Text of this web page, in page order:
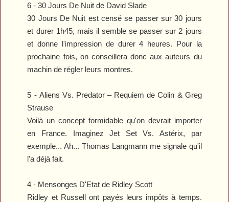
6 -30 Jours De Nuit de David Slade
30 Jours De Nuit est censé se passer sur 30 jours
et durer 1h45, mais il semble se passer sur 2 jours
et donne l'impression de durer 4 heures. Pour la
prochaine fois, on conseillera donc aux auteurs du
machin de régler leurs montres.
5 - Aliens Vs. Predator – Requiem de Colin & Greg
Strause
Voilà un concept formidable qu'on devrait importer
en France. ImaginezJet Set Vs. Astérix, par
exemple... Ah... Thomas Langmann me signale qu'il
l'a déjà fait.
4 - Mensonges D'Etat de Ridley Scott
Ridley et Russell ont payés leurs impôts à temps.